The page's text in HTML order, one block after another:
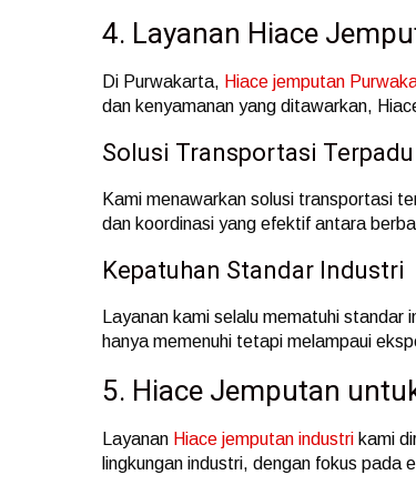
4. Layanan Hiace
Di Purwakarta, Hiace jemputan
dan kenyamanan yang ditawarkan,
Solusi Transportasi Terpadu
Kami menawarkan solusi transportasi
dan koordinasi yang efektif antara
Kepatuhan Standar Industri
Layanan kami selalu mematuhi
hanya memenuhi tetapi melampaui
5. Hiace Jemputan
Layanan Hiace jemputan industri kami
lingkungan industri, dengan fokus pada